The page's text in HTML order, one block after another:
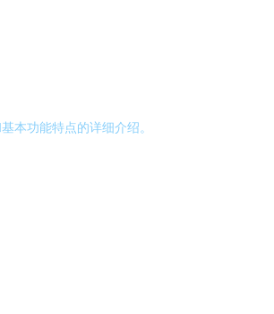
本功能特点的详细介绍。